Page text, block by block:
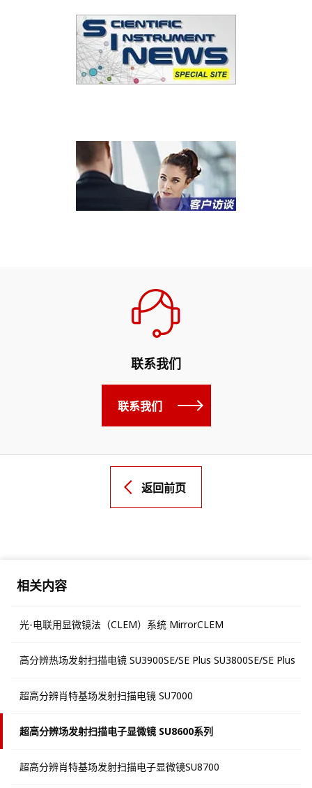
联系我们
联系我们
返回前页
相关内容
光-电联用显微镜法（CLEM）系统 MirrorCLEM
高分辨热场发射扫描电镜 SU3900SE/SE Plus SU3800SE/SE Plus
超高分辨肖特基场发射扫描电镜 SU7000
超高分辨场发射扫描电子显微镜 SU8600系列
超高分辨肖特基场发射扫描电子显微镜SU8700